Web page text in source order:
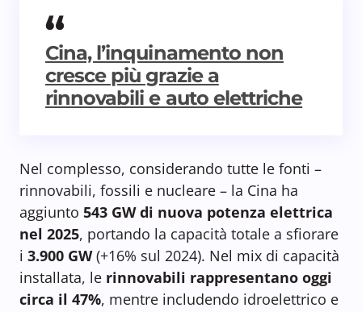
Cina, l’inquinamento non
cresce più grazie a
rinnovabili e auto elettriche
Nel complesso, considerando tutte le fonti –
rinnovabili, fossili e nucleare – la Cina ha
aggiunto 543 GW di nuova potenza elettrica
nel 2025, portando la capacità totale a sfiorare
i 3.900 GW(+16% sul 2024). Nel mix di capacità
installata, le rinnovabili rappresentano oggi
circa il 47%, mentre includendo idroelettrico e